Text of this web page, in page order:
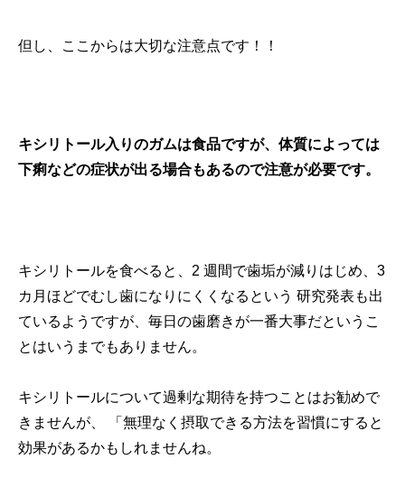
但し、ここからは大切な注意点です！！
キシリトール入りのガムは食品ですが、体質によっては
下痢などの症状が出る場合もあるので注意が必要です。
キシリトールを食べると、2 週間で歯垢が減りはじめ、3
カ月ほどでむし歯になりにくくなるという 研究発表も出
ているようですが、毎日の歯磨きが一番大事だというこ
とはいうまでもありません。
キシリトールについて過剰な期待を持つことはお勧めで
きませんが、 「無理なく摂取できる方法を習慣にすると
効果があるかもしれませんね。